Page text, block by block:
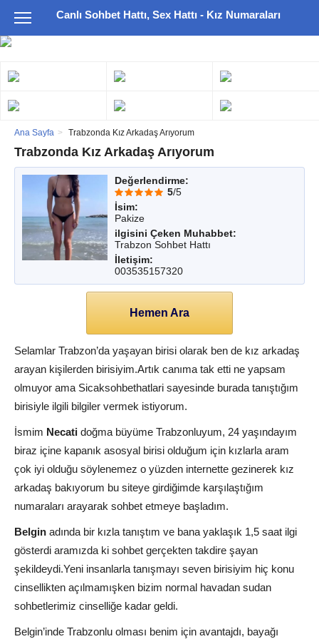
Canlı Sohbet Hattı, Sex Hattı - Kız Numaraları
Ana Sayfa Trabzonda Kız Arkadaş Arıyorum
Trabzonda Kız Arkadaş Arıyorum
Değerlendirme:
5/5
İsim:
Pakize
ilgisini Çeken Muhabbet:
Trabzon Sohbet Hattı
İletişim:
003535157320
Hemen Ara
Selamlar Trabzon’da yaşayan birisi olarak ben de kız arkadaş
arayan kişilerden birisiyim.Artık canıma tak etti ne yapsam
olmuyor ama Sicaksohbethatlari sayesinde burada tanıştığım
birisiyle ilgili bilgiler vermek istiyorum.
İsmim Necati doğma büyüme Trabzonluyum, 24 yaşındayım
biraz içine kapanık asosyal birisi olduğum için kızlarla aram
çok iyi olduğu söylenemez o yüzden internette gezinerek kız
arkadaş bakıyorum bu siteye girdiğimde karşılaştığım
numaraları arayarak sohbet etmeye başladım.
Belgin adında bir kızla tanıştım ve bana yaklaşık 1,5 saat ilgi
gösterdi aramızda ki sohbet gerçekten takdire şayan
şekildeydi.Yeni insanlarla tanışmayı seven birisiyim hiç konu
cinsellikten açılmamışken bizim normal havadan sudan
sohbetlerimiz cinselliğe kadar geldi.
Belgin’inde Trabzonlu olması benim için avantajdı, bayağı